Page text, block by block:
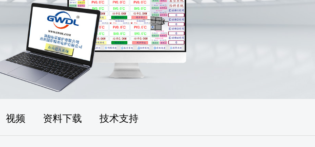
真空气氛炉客户评价
耐火隔热材料客户评价
烘干箱客户评价
炬星大事记
企业文化
组织架构
视频 资料下载 技术支持